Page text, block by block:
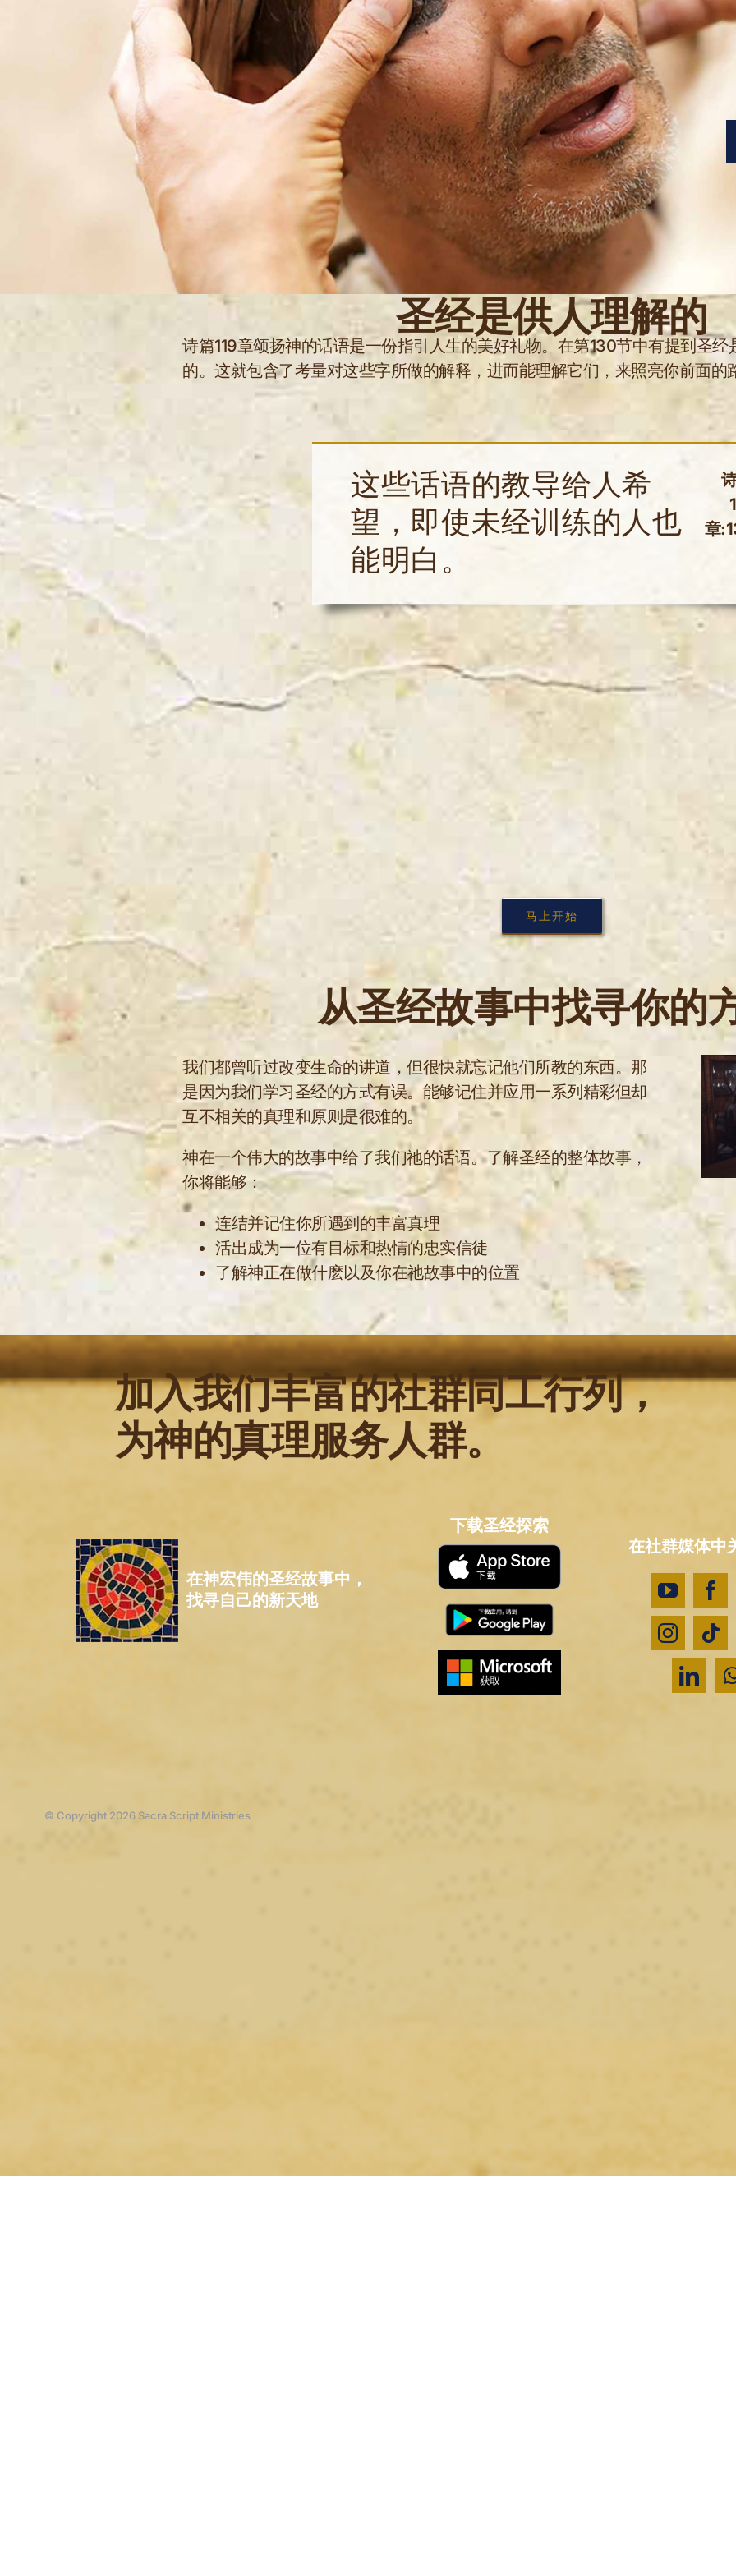
圣经是供人理解的
诗篇119章颂扬神的话语是一份指引人生的美好礼物。在第130节中有提到圣
的。这就包含了考量对这些字所做的解释，进而能理解它们，来照亮你前面的
这些话语的教导给人希
望，即使未经训练的人也
能明白。
章
马上开始
从圣经故事中找寻你的
我们都曾听过改变生命的讲道，但很快就忘记他们所教的东西。那
是因为我们学习圣经的方式有误。能够记住并应用一系列精彩但却
互不相关的真理和原则是很难的。
神在一个伟大的故事中给了我们祂的话语。了解圣经的整体故事，
你将能够：
连结并记住你所遇到的丰富真理
活出成为一位有目标和热情的忠实信徒
了解神正在做什麽以及你在祂故事中的位置
加入我们丰富的社群同工行列，
为神的真理服务人群。
在神宏伟的圣经故事中，
找寻自己的新天地
下载圣经探索
在社群媒体中
© Copyright 2026 Sacra Script Ministries